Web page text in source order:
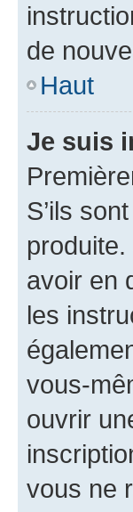
de
Haut
Je suis
S’ils
avoir en
les
vous-
ouvrir
vous ne